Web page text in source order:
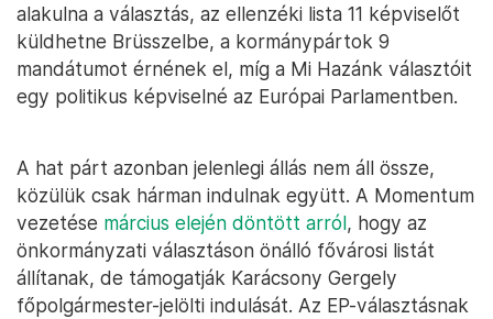
alakulna a választás, az ellenzéki lista 11 képviselőt
küldhetne Brüsszelbe, a kormánypártok 9
mandátumot érnének el, míg a Mi Hazánk választóit
egy politikus képviselné az Európai Parlamentben.
A hat párt azonban jelenlegi állás nem áll össze,
közülük csak hárman indulnak együtt. A Momentum
vezetése március elején döntött arról, hogy az
önkormányzati választáson önálló fővárosi listát
állítanak, de támogatják Karácsony Gergely
főpolgármester-jelölti indulását. Az EP-választásnak